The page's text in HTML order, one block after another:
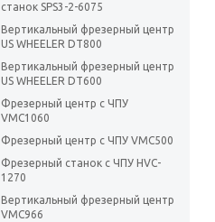
станок SPS3-2-6075
Вертикальный фрезерный центр
US WHEELER DT800
Вертикальный фрезерный центр
US WHEELER DT600
Фрезерный центр с ЧПУ
VMC1060
Фрезерный центр с ЧПУ VMC500
Фрезерный станок с ЧПУ HVC-
1270
Вертикальный фрезерный центр
VMC966